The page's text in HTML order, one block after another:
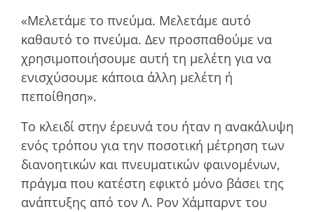
«Μελετάµε το πνεύµα. Mελετάµε αυτό
καθαυτό το πνεύµα. Δεν προσπαθούµε να
χρησιµοποιήσουµε αυτή τη µελέτη για να
ενισχύσουµε κάποια άλλη µελέτη ή
πεποίθηση».
Το κλειδί στην έρευνά του ήταν η ανακάλυψη
ενός τρόπου για την ποσοτική µέτρηση των
διανοητικών και πνευµατικών φαινοµένων,
πράγµα που κατέστη εφικτό µόνο βάσει της
ανάπτυξης από τον Λ. Ρον Χάμπαρντ του